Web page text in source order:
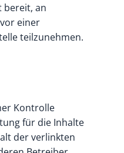
bereit, an
einer
teilzunehmen.
Kontrolle
für die Inhalte
der verlinkten